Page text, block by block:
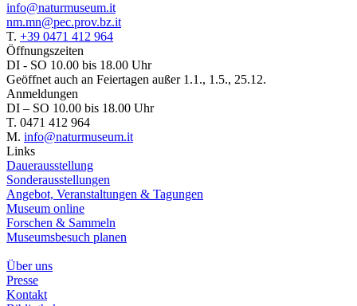
info@naturmuseum.it
nm.mn@pec.prov.bz.it
T. +39 0471 412 964
Öffnungszeiten
DI - SO 10.00 bis 18.00 Uhr
Geöffnet auch an Feiertagen außer 1.1., 1.5., 25.12.
Anmeldungen
DI – SO 10.00 bis 18.00 Uhr
T. 0471 412 964
M. info@naturmuseum.it
Links
Dauerausstellung
Sonderausstellungen
Angebot, Veranstaltungen & Tagungen
Museum online
Forschen & Sammeln
Museumsbesuch planen
Über uns
Presse
Kontakt